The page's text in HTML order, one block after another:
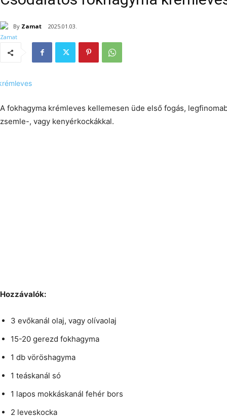
By Zamat 2025.01.03.
A fokhagyma krémleves kellemesen üde első fogás,
zsemle-, vagy kenyérkockákkal.
Hozzávalók:
3 evőkanál olaj, vagy olívaolaj
15-20 gerezd fokhagyma
1 db vöröshagyma
1 teáskanál só
1 lapos mokkáskanál fehér bors
2 leveskocka